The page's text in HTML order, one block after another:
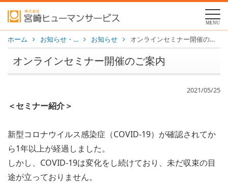
MENU
ホーム お知らせ・… お知らせ オンラインセミナー開催のご案内
オンラインセミナー開催のご案内
2021/05/25
＜セミナー紹介＞
新型コロナウイルス感染症（COVID-19）が確認されてか
ら1年以上が経過しました。
しかし、COVID-19は変化をし続けており、未だ収束の目
途が立っておりません。